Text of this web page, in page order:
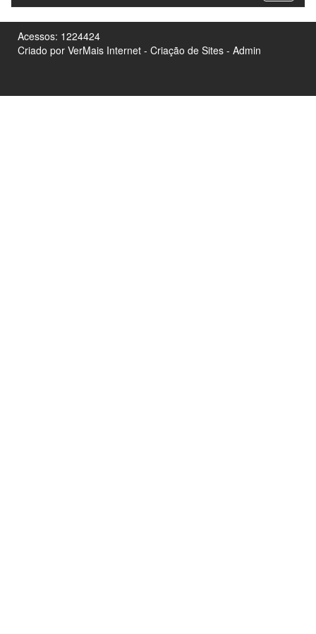
Acessos: 1224424
Criado por VerMais Internet - Criação de Sites - Admin